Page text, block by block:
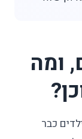
ומה
כבר